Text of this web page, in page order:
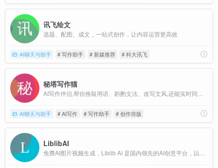
讯飞绘文
选题、配图、成文，一站式创作，让内容运营更高效
AI聊天与助手 # 写作助手 # 新媒推荐 # 科大讯飞
秘塔写作猫
AI聊天与助手 # AI写作 # 写作助手 # 创作排版
LiblibAI